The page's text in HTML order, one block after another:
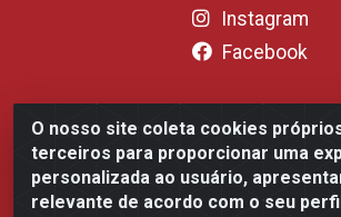
O nosso site coleta cookies
terceiros para proporcionar uma
personalizada ao usuário,
relevante de acordo com o seu
Instagram
Facebook
Fortali Distribuidora de Alimentos
Tomaz Coelho, 1268 - Messejana,
60.863-254- CNPJ